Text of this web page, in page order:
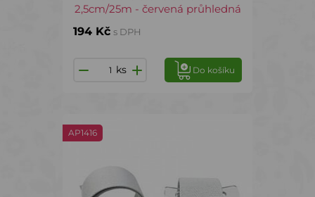
2,5cm/25m - červená průhledná
194 Kč s DPH
ks Do košíku
AP1416